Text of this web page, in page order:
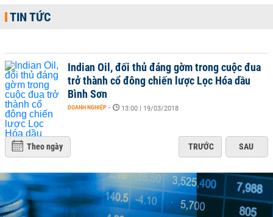
TIN TỨC
Indian Oil, đối thủ đáng gờm trong cuộc đua
trở thành cổ đông chiến lược Lọc Hóa dầu
Bình Sơn
DOANH NGHIỆP - 13:00 | 19/03/2018
Theo ngày TRƯỚC SAU